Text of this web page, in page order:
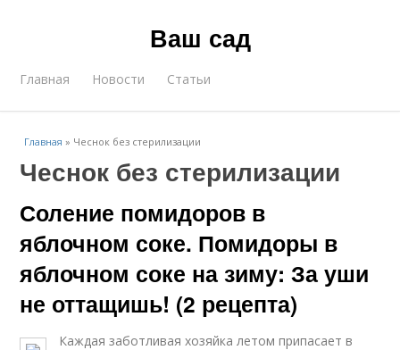
Ваш сад
Главная Новости Статьи
Главная » Чеснок без стерилизации
Чеснок без стерилизации
Соление помидоров в
яблочном соке. Помидоры в
яблочном соке на зиму: За уши
не оттащишь! (2 рецепта)
Каждая заботливая хозяйка летом припасает в